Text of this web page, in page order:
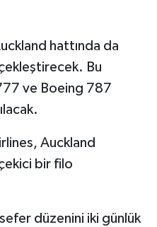
hattında da
Bu
ve Boeing 787
Auckland
bir filo
düzenini iki günlük